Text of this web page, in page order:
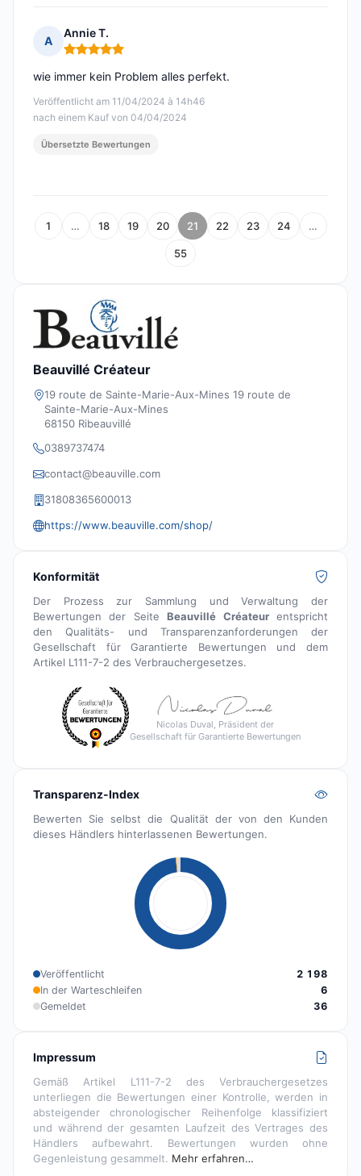
A
Annie T.
Hinweis: 5 von 5
Veröffentlicht am 11/04/2024 à 14h46
nach einem Kauf von 04/04/2024
wie immer kein Problem alles perfekt.
Übersetzte Bewertungen
1 … 18 19 20 21 22 23 24 …
55
Beauvillé Créateur
19 route de Sainte-Marie-Aux-Mines 19 route de
Sainte-Marie-Aux-Mines
68150 Ribeauvillé
0389737474
contact@beauville.com
31808365600013
https://www.beauville.com/shop/
Konformität
Der Prozess zur Sammlung und Verwaltung der
Bewertungen der SeiteBeauvillé Créateurentspricht
den Qualitäts- und Transparenzanforderungen der
Gesellschaft für Garantierte Bewertungen und dem
Artikel L111-7-2 des Verbrauchergesetzes.
Nicolas Duval, Präsident der
Gesellschaft für Garantierte Bewertungen
Transparenz-Index
Bewerten Sie selbst die Qualität der von den Kunden
dieses Händlers hinterlassenen Bewertungen.
Veröffentlicht
2 198
In der Warteschleifen
6
Gemeldet
36
Impressum
Gemäß Artikel L111-7-2 des Verbrauchergesetzes
unterliegen die Bewertungen einer Kontrolle, werden in
absteigender chronologischer Reihenfolge klassifiziert
und während der gesamten Laufzeit des Vertrages des
Händlers aufbewahrt. Bewertungen wurden ohne
Gegenleistung gesammelt. Mehr erfahren…